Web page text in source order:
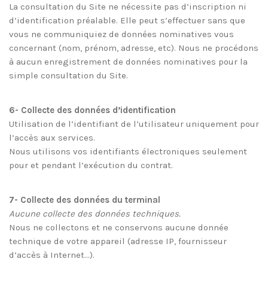
La consultation du Site ne nécessite pas d’inscription ni
d’identification préalable. Elle peut s’effectuer sans que
vous ne communiquiez de données nominatives vous
concernant (nom, prénom, adresse, etc). Nous ne procédons
à aucun enregistrement de données nominatives pour la
simple consultation du Site.
6- Collecte des données d’identification
Utilisation de l’identifiant de l’utilisateur uniquement pour
l’accès aux services.
Nous utilisons vos identifiants électroniques seulement
pour et pendant l’exécution du contrat.
7- Collecte des données du terminal
Aucune collecte des données techniques.
Nous ne collectons et ne conservons aucune donnée
technique de votre appareil (adresse IP, fournisseur
d’accès à Internet…).